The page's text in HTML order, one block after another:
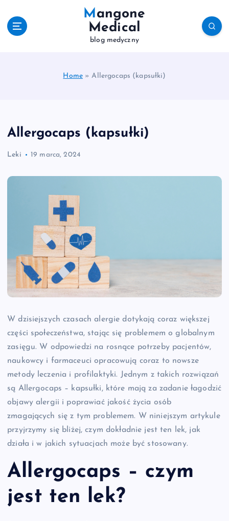
Mangone
Medical
blog medyczny
Home »Allergocaps (kapsułki)
Allergocaps (kapsułki)
Leki 19 marca, 2024
W dzisiejszych czasach alergie dotykają coraz większej
części społeczeństwa, stając się problemem o globalnym
zasięgu. W odpowiedzi na rosnące potrzeby pacjentów,
naukowcy i farmaceuci opracowują coraz to nowsze
metody leczenia i profilaktyki. Jednym z takich rozwiązań
są Allergocaps – kapsułki, które mają za zadanie łagodzić
objawy alergii i poprawiać jakość życia osób
zmagających się z tym problemem. W niniejszym artykule
przyjrzymy się bliżej, czym dokładnie jest ten lek, jak
działa i w jakich sytuacjach może być stosowany.
Allergocaps – czym
jest ten lek?